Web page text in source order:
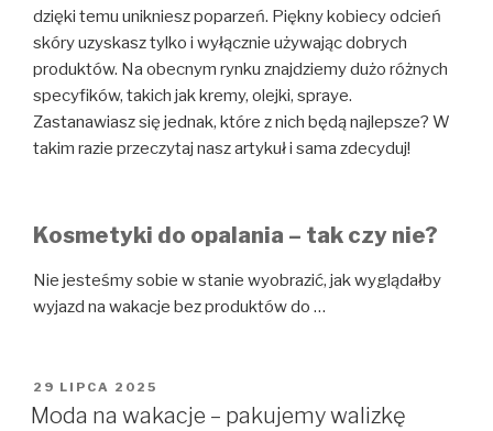
dzięki temu unikniesz poparzeń. Piękny kobiecy odcień
skóry uzyskasz tylko i wyłącznie używając dobrych
produktów. Na obecnym rynku znajdziemy dużo różnych
specyfików, takich jak kremy, olejki, spraye.
Zastanawiasz się jednak, które z nich będą najlepsze? W
takim razie przeczytaj nasz artykuł i sama zdecyduj!
Kosmetyki do opalania – tak czy nie?
Nie jesteśmy sobie w stanie wyobrazić, jak wyglądałby
wyjazd na wakacje bez produktów do …
OPUBLIKOWANE
W
29 LIPCA 2025
Moda na wakacje – pakujemy walizkę